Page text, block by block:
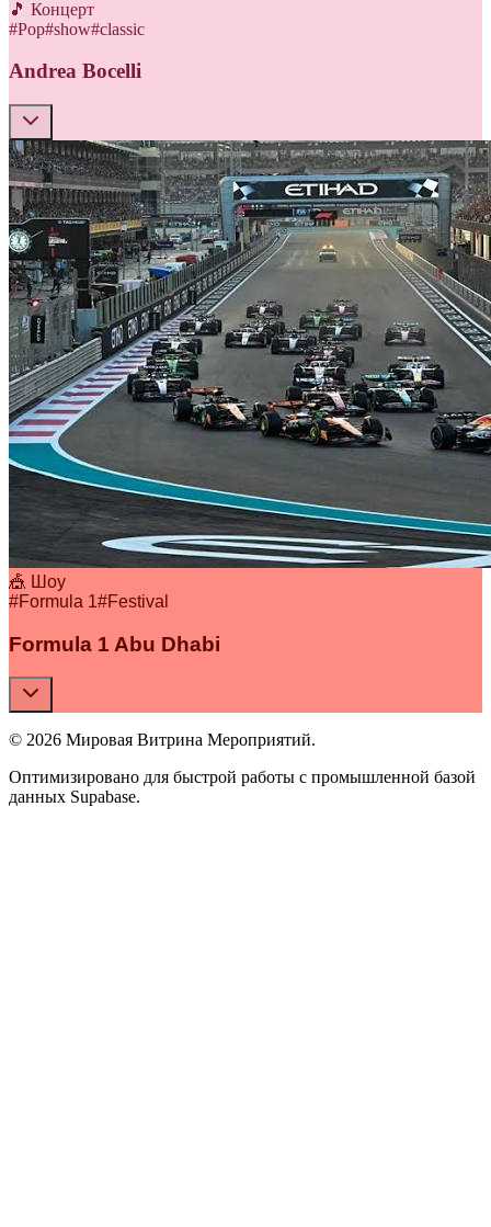
🎵 Концерт
#Pop#show#classic
Andrea Bocelli
🎪 Шоу
#Formula 1#Festival
Formula 1 Abu Dhabi
© 2026 Мировая Витрина Мероприятий.
Оптимизировано для быстрой работы с промышленной базой
данных Supabase.